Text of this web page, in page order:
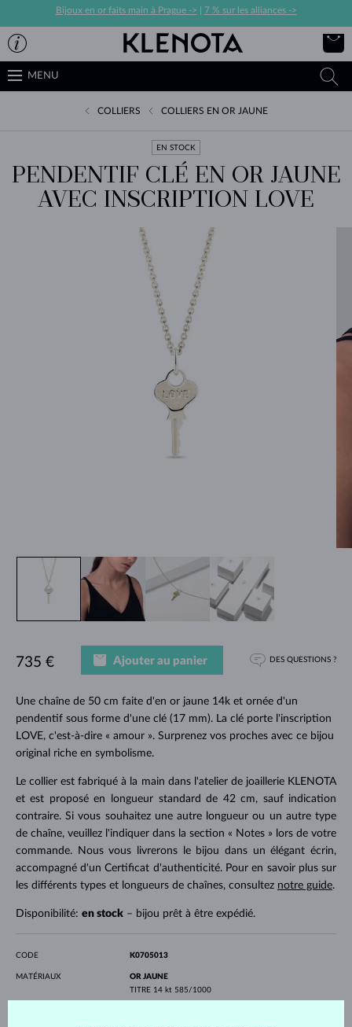
Bijoux en or faits main à Prague -> 7 % sur les alliances ->
MENU
COLLIERS COLLIERS EN OR JAUNE
EN STOCK
PENDENTIF CLÉ EN OR JAUNE
AVEC INSCRIPTION LOVE
Une chaîne de 50 cm faite d'en or jaune 14k et ornée d'un
pendentif sous forme d'une clé (17 mm). La clé porte l'inscription
LOVE, c'est-à-dire « amour ». Surprenez vos proches avec ce bijou
original riche en symbolisme.
Le collier est fabriqué à la main dans l'atelier de joaillerie KLENOTA
et est proposé en longueur standard de 42 cm, sauf indication
contraire. Si vous souhaitez une autre longueur ou un autre type
de chaîne, veuillez l'indiquer dans la section « Notes » lors de votre
commande. Nous vous livrerons le bijou dans un élégant écrin,
accompagné d'un Certificat d'authenticité. Pour en savoir plus sur
les différents types et longueurs de chaînes, consultez notre guide.
Disponibilité: en stock– bijou prêt à être expédié.
735 € Ajouter au panier DES QUESTIONS ?
CODE K0705013
MATÉRIAUX
OR JAUNE
TITRE 14 kt 585/1000